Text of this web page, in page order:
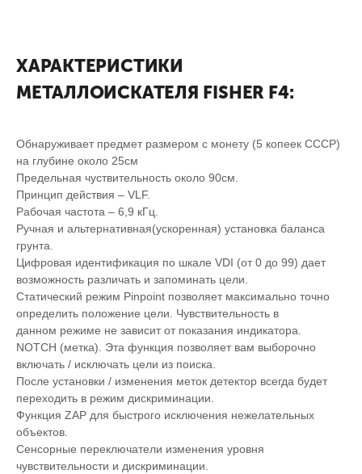
ХАРАКТЕРИСТИКИ
МЕТАЛЛОИСКАТЕЛЯ FISHER F4:
Обнаруживает предмет размером с монету (5 копеек СССР)
на глубине около 25см
Предельная чуствительность около 90см.
Принцип действия – VLF.
Рабочая частота – 6,9 кГц.
Ручная и альтернативная(ускоренная) установка баланса
грунта.
Цифровая идентификация по шкале VDI (от 0 до 99) дает
возможность различать и запоминать цели.
Статический режим Pinpoint позволяет максимально точно
определить положение цели. Чувствительность в
данном режиме не зависит от показания индикатора.
NOTCH (метка). Эта функция позволяет вам выборочно
включать / исключать цели из поиска.
После установки / изменения меток детектор всегда будет
переходить в режим дискриминации.
Функция ZAP для быстрого исключения нежелательных
объектов.
Сенсорные переключатели изменения уровня
чувствительности и дискриминации.